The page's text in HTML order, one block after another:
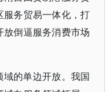
务贸易一体化，打
倒逼服务消费市场
的单边开放。我国